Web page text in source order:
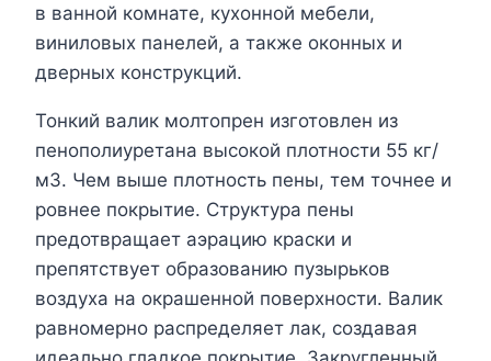
в ванной комнате, кухонной мебели,
виниловых панелей, а также оконных и
дверных конструкций.
Тонкий валик молтопрен изготовлен из
пенополиуретана высокой плотности 55 кг/
м3. Чем выше плотность пены, тем точнее и
ровнее покрытие. Структура пены
предотвращает аэрацию краски и
препятствует образованию пузырьков
воздуха на окрашенной поверхности. Валик
равномерно распределяет лак, создавая